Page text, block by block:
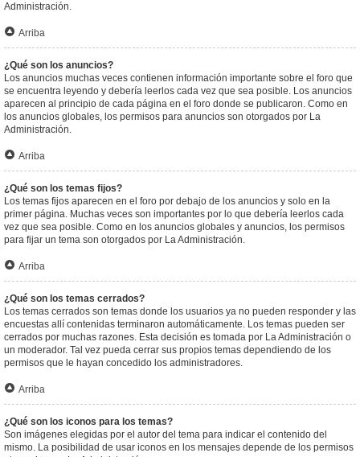
Administración.
Arriba
¿Qué son los anuncios?
Los anuncios muchas veces contienen información importante sobre el foro que
se encuentra leyendo y debería leerlos cada vez que sea posible. Los anuncios
aparecen al principio de cada página en el foro donde se publicaron. Como en
los anuncios globales, los permisos para anuncios son otorgados por La
Administración.
Arriba
¿Qué son los temas fijos?
Los temas fijos aparecen en el foro por debajo de los anuncios y solo en la
primer página. Muchas veces son importantes por lo que debería leerlos cada
vez que sea posible. Como en los anuncios globales y anuncios, los permisos
para fijar un tema son otorgados por La Administración.
Arriba
¿Qué son los temas cerrados?
Los temas cerrados son temas donde los usuarios ya no pueden responder y las
encuestas allí contenidas terminaron automáticamente. Los temas pueden ser
cerrados por muchas razones. Esta decisión es tomada por La Administración o
un moderador. Tal vez pueda cerrar sus propios temas dependiendo de los
permisos que le hayan concedido los administradores.
Arriba
¿Qué son los iconos para los temas?
Son imágenes elegidas por el autor del tema para indicar el contenido del
mismo. La posibilidad de usar iconos en los mensajes depende de los permisos